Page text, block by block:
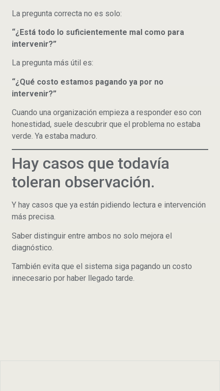
La pregunta correcta no es solo:
“¿Está todo lo suficientemente mal como para
intervenir?”
La pregunta más útil es:
“¿Qué costo estamos pagando ya por no
intervenir?”
Cuando una organización empieza a responder eso con
honestidad, suele descubrir que el problema no estaba
verde. Ya estaba maduro.
Hay casos que todavía
toleran observación.
Y hay casos que ya están pidiendo lectura e intervención
más precisa.
Saber distinguir entre ambos no solo mejora el
diagnóstico.
También evita que el sistema siga pagando un costo
innecesario por haber llegado tarde.